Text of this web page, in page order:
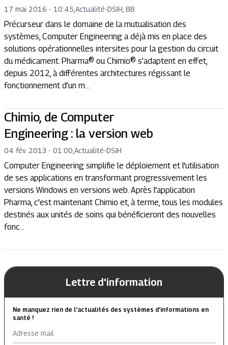
17 mai 2016 - 10:45 Actualité-DSIH, BB
Précurseur dans le domaine de la mutualisation des
systèmes, Computer Engineering a déjà mis en place des
solutions opérationnelles intersites pour la gestion du circuit
du médicament. Pharma® ou Chimio® s’adaptent en effet,
depuis 2012, à différentes architectures régissant le
fonctionnement d’un m...
Chimio, de Computer
Engineering : la version web
04 fév. 2013 - 01:00 Actualité-DSIH
Computer Engineering simplifie le déploiement et l'utilisation
de ses applications en transformant progressivement les
versions Windows en versions web. Après l'application
Pharma, c'est maintenant Chimio et, à terme, tous les modules
destinés aux unités de soins qui bénéficieront des nouvelles
fonc...
Lettre d'information
Ne manquez rien de l’actualités des systèmes d’informations en
santé !
Adresse mail